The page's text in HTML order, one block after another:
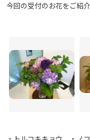
今回の受付のお花をご紹